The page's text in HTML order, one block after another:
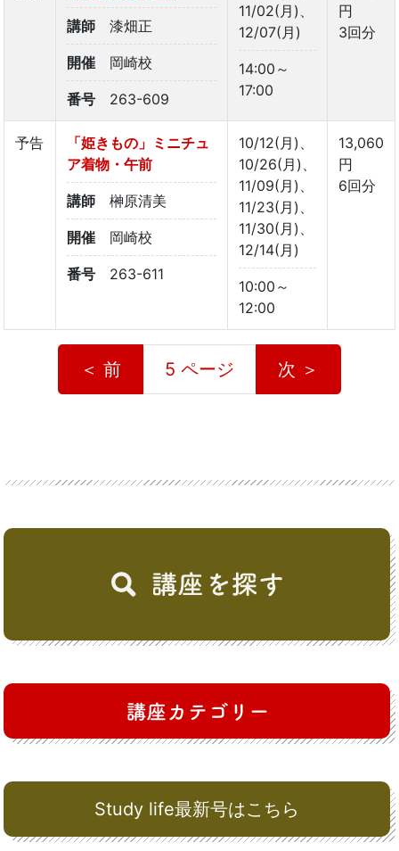
Study life最新号はこちら
講師 漆畑正
開催 岡崎校
番号 263-609
11/02(月)、
12/07(月)
14:00～
17:00
円
3回分
予告
「姫きもの」ミニチュ
ア着物・午前
講師 榊原清美
開催 岡崎校
番号 263-611
10/12(月)、
10/26(月)、
11/09(月)、
11/23(月)、
11/30(月)、
12/14(月)
10:00～
12:00
13,060
円
6回分
＜ 前 5 ページ 次 ＞